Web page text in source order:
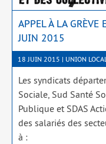
APPEL À LA GRÈVE
JUIN 2015
18 JUIN 2015 | UNION
Les syn­di­cats
Sociale, Sud Santé
Publique et SDAS
des sala­riés des
à :